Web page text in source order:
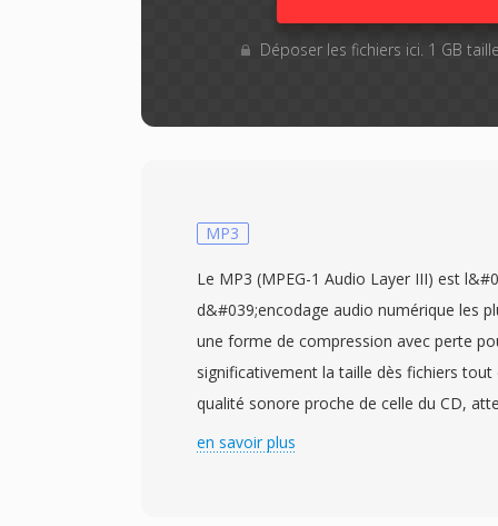
Déposer les fichiers ici. 1 GB
MP3
Le MP3 (MPEG-1 Audio Layer III) est
d&#039;encodage audio numérique les
une forme de compression avec perte
significativement la taille dès fichiers tout
qualité sonore proche de celle du CD,
taux de compression de 10:1. Développé
en savoir plus